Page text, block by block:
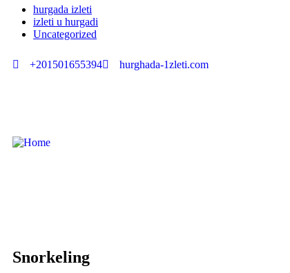
hurgada izleti
izleti u hurgadi
Uncategorized
+201501655394 hurghada-1zleti.com
Snorkeling